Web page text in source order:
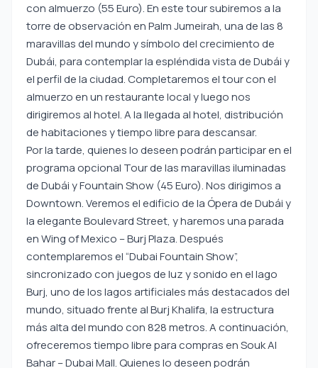
con almuerzo (55 Euro). En este tour subiremos a la
torre de observación en Palm Jumeirah, una de las 8
maravillas del mundo y símbolo del crecimiento de
Dubái, para contemplar la espléndida vista de Dubái y
el perfil de la ciudad. Completaremos el tour con el
almuerzo en un restaurante local y luego nos
dirigiremos al hotel. A la llegada al hotel, distribución
de habitaciones y tiempo libre para descansar.
Por la tarde, quienes lo deseen podrán participar en el
programa opcional Tour de las maravillas iluminadas
de Dubái y Fountain Show (45 Euro). Nos dirigimos a
Downtown. Veremos el edificio de la Ópera de Dubái y
la elegante Boulevard Street, y haremos una parada
en Wing of Mexico – Burj Plaza. Después
contemplaremos el “Dubai Fountain Show”,
sincronizado con juegos de luz y sonido en el lago
Burj, uno de los lagos artificiales más destacados del
mundo, situado frente al Burj Khalifa, la estructura
más alta del mundo con 828 metros. A continuación,
ofreceremos tiempo libre para compras en Souk Al
Bahar – Dubai Mall. Quienes lo deseen podrán